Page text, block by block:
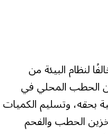
البيئة من
مكعبًا من الحطب المحلي في
بحقه، وتسليم الكميات
الحطب والفحم